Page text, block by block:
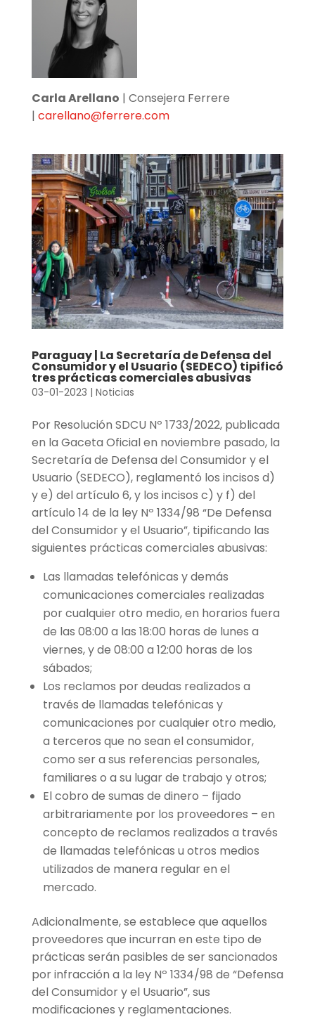
Carla Arellano | Consejera Ferrere
| carellano@ferrere.com
Paraguay | La Secretaría de Defensa del
Consumidor y el Usuario (SEDECO) tipificó
tres prácticas comerciales abusivas
03-01-2023 | Noticias
Por Resolución SDCU Nº 1733/2022, publicada
en la Gaceta Oficial en noviembre pasado, la
Secretaría de Defensa del Consumidor y el
Usuario (SEDECO), reglamentó los incisos d)
y e) del artículo 6, y los incisos c) y f) del
artículo 14 de la ley Nº 1334/98 “De Defensa
del Consumidor y el Usuario”, tipificando las
siguientes prácticas comerciales abusivas:
Las llamadas telefónicas y demás
comunicaciones comerciales realizadas
por cualquier otro medio, en horarios fuera
de las 08:00 a las 18:00 horas de lunes a
viernes, y de 08:00 a 12:00 horas de los
sábados;
Los reclamos por deudas realizados a
través de llamadas telefónicas y
comunicaciones por cualquier otro medio,
a terceros que no sean el consumidor,
como ser a sus referencias personales,
familiares o a su lugar de trabajo y otros;
El cobro de sumas de dinero – fijado
arbitrariamente por los proveedores – en
concepto de reclamos realizados a través
de llamadas telefónicas u otros medios
utilizados de manera regular en el
mercado.
Adicionalmente, se establece que aquellos
proveedores que incurran en este tipo de
prácticas serán pasibles de ser sancionados
por infracción a la ley Nº 1334/98 de “Defensa
del Consumidor y el Usuario”, sus
modificaciones y reglamentaciones.